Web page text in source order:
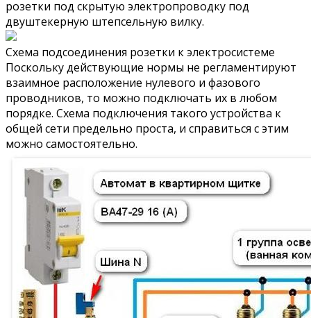
розетки под скрытую электропроводку под
двуштекерную штепсельную вилку.
Схема подсоединения розетки к электросистеме
Поскольку действующие нормы не регламентируют
взаимное расположение нулевого и фазового
проводников, то можно подключать их в любом
порядке. Схема подключения такого устройства к
общей сети предельно проста, и справиться с этим
можно самостоятельно.